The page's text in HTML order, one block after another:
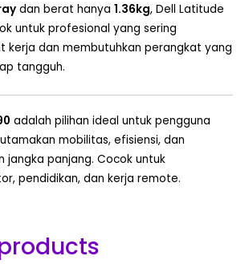
dan berat hanya 1.36kg, Dell Latitude
untuk profesional yang sering
kerja dan membutuhkan perangkat yang
tangguh.
adalah pilihan ideal untuk pengguna
mobilitas, efisiensi, dan
jangka panjang. Cocok untuk
pendidikan, dan kerja remote.